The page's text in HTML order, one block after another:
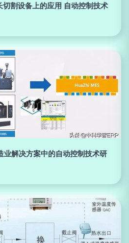
割设备上的应用 自动控制技术
业解决方案中的自动控制技术研